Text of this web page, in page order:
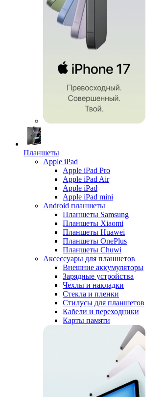
Планшеты
Apple iPad
Apple iPad Pro
Apple iPad Air
Apple iPad
Apple iPad mini
Android планшеты
Планшеты Samsung
Планшеты Xiaomi
Планшеты Huawei
Планшеты OnePlus
Планшеты Chuwi
Аксессуары для планшетов
Внешние аккумуляторы
Зарядные устройства
Чехлы и накладки
Стекла и пленки
Стилусы для планшетов
Кабели и переходники
Карты памяти